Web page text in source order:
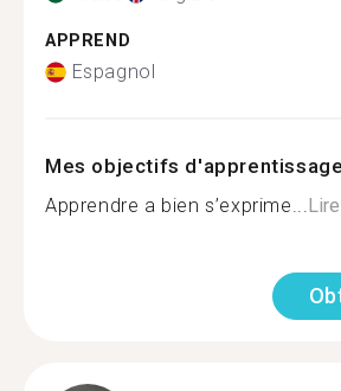
APPREND
Espagnol
Mes objectifs d'apprentissage
Apprendre a bien s’exprime...